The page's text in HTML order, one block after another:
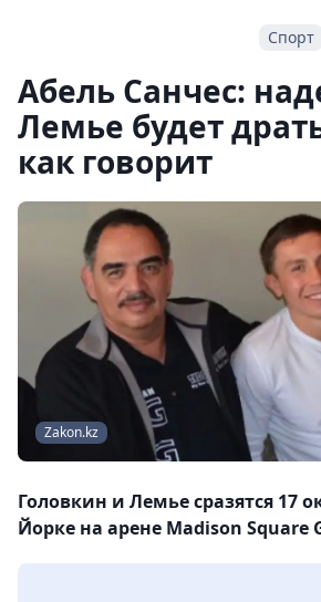
Спорт
Абель Санчес:
Лемье будет
как говорит
Zakon.kz
Головкин и Лемье сразятся 17
Йорке на арене Madison Square